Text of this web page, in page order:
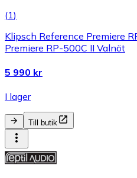
(1)
Klipsch Reference Premiere
Premiere RP-500C II Valnöt
5 990 kr
I lager
Till butik